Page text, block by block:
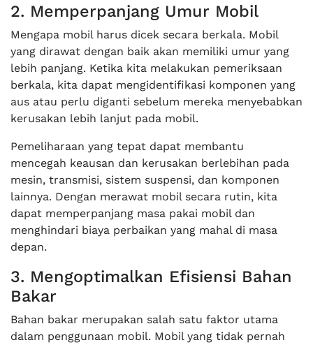
2. Memperpanjang Umur Mobil
Mengapa mobil harus dicek secara berkala. Mobil
yang dirawat dengan baik akan memiliki umur yang
lebih panjang. Ketika kita melakukan pemeriksaan
berkala, kita dapat mengidentifikasi komponen yang
aus atau perlu diganti sebelum mereka menyebabkan
kerusakan lebih lanjut pada mobil.
Pemeliharaan yang tepat dapat membantu
mencegah keausan dan kerusakan berlebihan pada
mesin, transmisi, sistem suspensi, dan komponen
lainnya. Dengan merawat mobil secara rutin, kita
dapat memperpanjang masa pakai mobil dan
menghindari biaya perbaikan yang mahal di masa
depan.
3. Mengoptimalkan Efisiensi Bahan
Bakar
Bahan bakar merupakan salah satu faktor utama
dalam penggunaan mobil. Mobil yang tidak pernah